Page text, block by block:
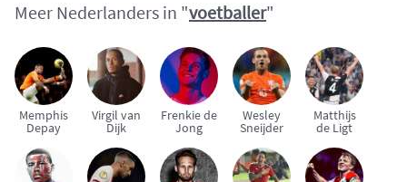
Meer Nederlanders in "voetballer"
Memphis
Depay
Virgil van
Dijk
Frenkie de
Jong
Wesley
Sneijder
Matthijs
de Ligt